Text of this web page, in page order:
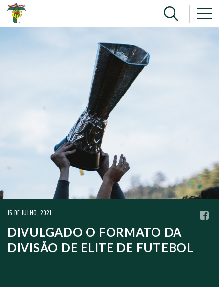
15 DE JULHO, 2021
DIVULGADO O FORMATO DA
DIVISÃO DE ELITE DE FUTEBOL